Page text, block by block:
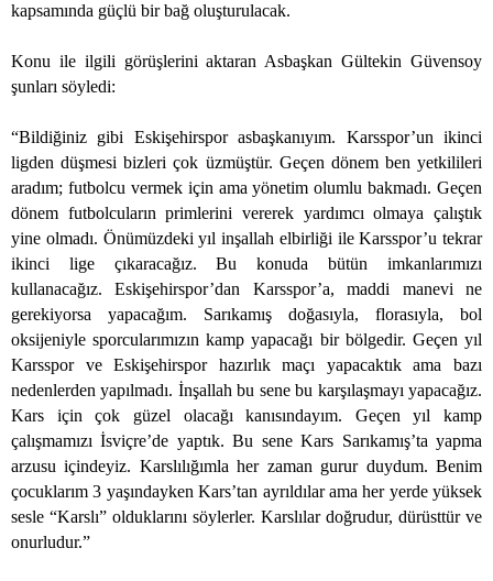
kapsamında güçlü bir bağ oluşturulacak.
Konu ile ilgili görüşlerini aktaran Asbaşkan Gültekin Güvensoy
şunları söyledi:
“Bildiğiniz gibi Eskişehirspor asbaşkanıyım. Karsspor’un ikinci
ligden düşmesi bizleri çok üzmüştür. Geçen dönem ben yetkilileri
aradım; futbolcu vermek için ama yönetim olumlu bakmadı. Geçen
dönem futbolcuların primlerini vererek yardımcı olmaya çalıştık
yine olmadı. Önümüzdeki yıl inşallah elbirliği ile Karsspor’u tekrar
ikinci lige çıkaracağız. Bu konuda bütün imkanlarımızı
kullanacağız. Eskişehirspor’dan Karsspor’a, maddi manevi ne
gerekiyorsa yapacağım. Sarıkamış doğasıyla, florasıyla, bol
oksijeniyle sporcularımızın kamp yapacağı bir bölgedir. Geçen yıl
Karsspor ve Eskişehirspor hazırlık maçı yapacaktık ama bazı
nedenlerden yapılmadı. İnşallah bu sene bu karşılaşmayı yapacağız.
Kars için çok güzel olacağı kanısındayım. Geçen yıl kamp
çalışmamızı İsviçre’de yaptık. Bu sene Kars Sarıkamış’ta yapma
arzusu içindeyiz. Karslılığımla her zaman gurur duydum. Benim
çocuklarım 3 yaşındayken Kars’tan ayrıldılar ama her yerde yüksek
sesle “Karslı” olduklarını söylerler. Karslılar doğrudur, dürüsttür ve
onurludur.”